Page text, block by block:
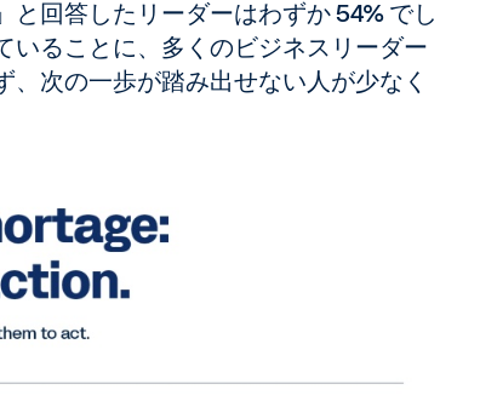
回答したリーダーはわずか 54% でし
ることに、多くのビジネスリーダー
次の一歩が踏み出せない人が少なく